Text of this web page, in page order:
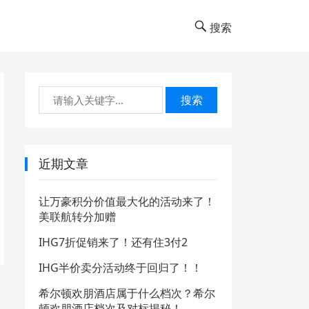
搜索
搜索
近期文章
让万豪积分价值最大化的活动来了！
美联航转分加赠
IHG7折促销来了！还有住3付2
IHG半价卖分活动终于回归了！！
希尔顿欢朋酒店属于什么档次？希尔